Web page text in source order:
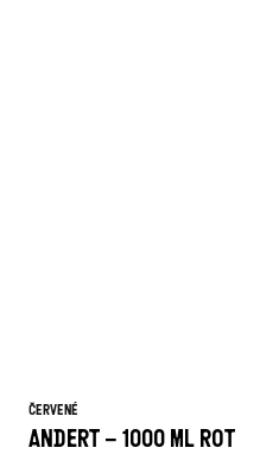
ČERVENÉ
ANDERT – 1000 ML ROT